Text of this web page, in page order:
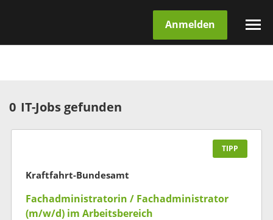
Anmelden
0 IT-Jobs gefunden
TIPP
Kraftfahrt-Bundesamt
Fachadministratorin / Fachadministrator
(m/w/d) im Arbeitsbereich